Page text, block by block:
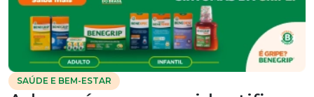
SAÚDE E BEM-ESTAR